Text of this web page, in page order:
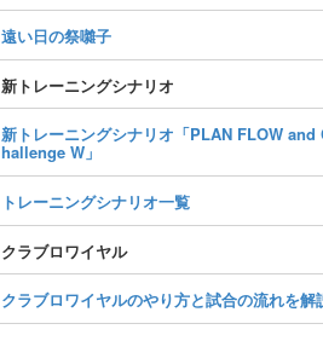
遠い日の祭囃子
新トレーニングシナリオ
新トレーニングシナリオ「PLAN FLOW and
hallenge W」
トレーニングシナリオ一覧
クラブロワイヤル
クラブロワイヤルのやり方と試合の流れを解